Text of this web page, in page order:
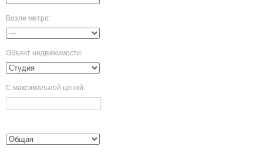
Возле метро:
Объект недвижимости:
С максимальной ценой: